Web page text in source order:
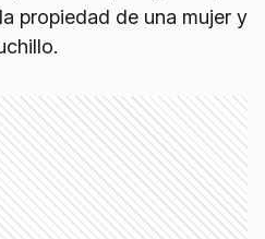
propiedad de una mujer y